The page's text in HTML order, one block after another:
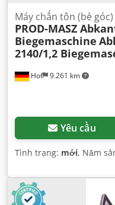
Hof 9.261 km
Máy chấn tôn (bẻ
PROD-MASZ
Biegemaschine
2140/1,2
Yêu cầu
Tình trạng: mới, Năm